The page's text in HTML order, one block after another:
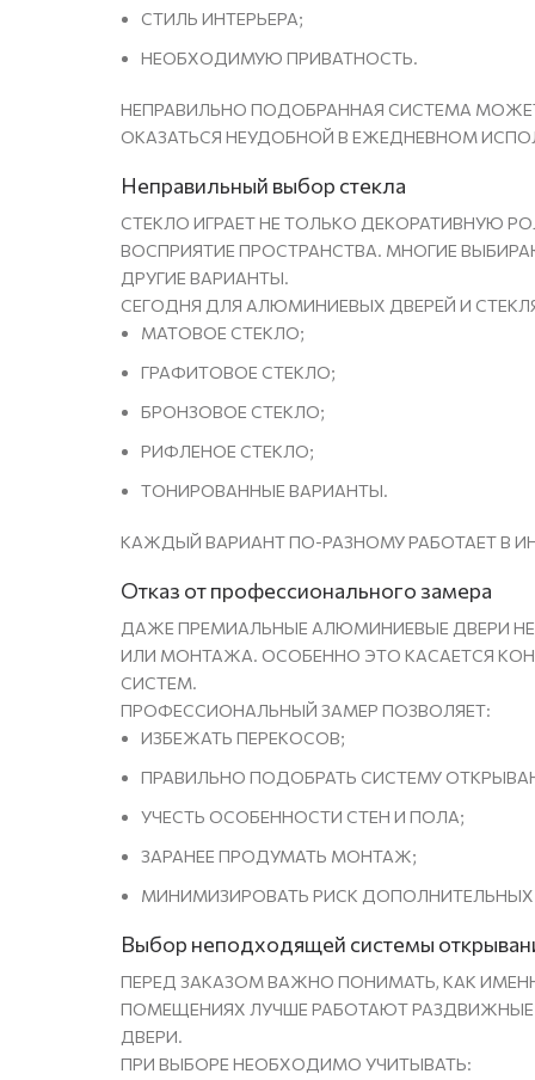
СТИЛЬ ИНТЕРЬЕРА;
НЕОБХОДИМУЮ ПРИВАТНОСТЬ.
НЕПРАВИЛЬНО ПОДОБРАННАЯ СИСТЕМА
ОКАЗАТЬСЯ НЕУДОБНОЙ В ЕЖЕДНЕВНОМ
Неправильный выбор стекла
СТЕКЛО ИГРАЕТ НЕ ТОЛЬКО ДЕКОРАТИВНУЮ
ВОСПРИЯТИЕ ПРОСТРАНСТВА. МНОГИЕ
ДРУГИЕ ВАРИАНТЫ.
СЕГОДНЯ ДЛЯ АЛЮМИНИЕВЫХ ДВЕРЕЙ И
МАТОВОЕ СТЕКЛО;
ГРАФИТОВОЕ СТЕКЛО;
БРОНЗОВОЕ СТЕКЛО;
РИФЛЕНОЕ СТЕКЛО;
ТОНИРОВАННЫЕ ВАРИАНТЫ.
КАЖДЫЙ ВАРИАНТ ПО-РАЗНОМУ РАБОТАЕТ В
Отказ от профессионального замера
ДАЖЕ ПРЕМИАЛЬНЫЕ АЛЮМИНИЕВЫЕ ДВЕРИ
ИЛИ МОНТАЖА. ОСОБЕННО ЭТО КАСАЕТСЯ
СИСТЕМ.
ПРОФЕССИОНАЛЬНЫЙ ЗАМЕР ПОЗВОЛЯЕТ:
ИЗБЕЖАТЬ ПЕРЕКОСОВ;
ПРАВИЛЬНО ПОДОБРАТЬ СИСТЕМУ
УЧЕСТЬ ОСОБЕННОСТИ СТЕН И ПОЛА;
ЗАРАНЕЕ ПРОДУМАТЬ МОНТАЖ;
МИНИМИЗИРОВАТЬ РИСК
Выбор неподходящей системы
ПЕРЕД ЗАКАЗОМ ВАЖНО ПОНИМАТЬ, КАК
ПОМЕЩЕНИЯХ ЛУЧШЕ РАБОТАЮТ РАЗДВИЖНЫЕ
ДВЕРИ.
ПРИ ВЫБОРЕ НЕОБХОДИМО УЧИТЫВАТЬ: